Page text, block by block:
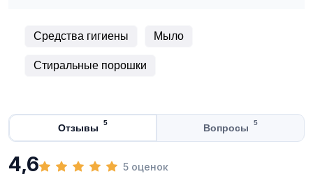
Средства гигиены Мыло
Стиральные порошки
Отзывы 5 Вопросы 5
4,6 5 оценок